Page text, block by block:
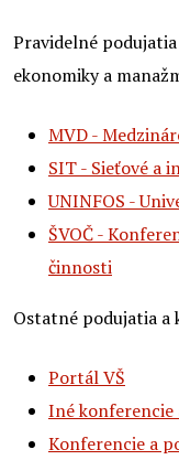
Pravidelné
ekonomiky a
MVD -
SIT - Sieťové a
UNINFOS -
ŠVOČ -
činnosti
Ostatné podujatia a
Portál VŠ
Iné konferencie
Konferencie a